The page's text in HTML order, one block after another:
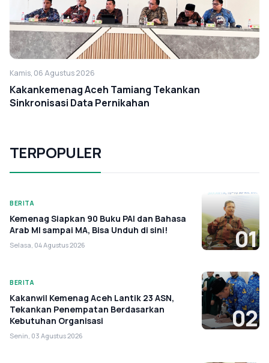
Kamis, 06 Agustus 2026
Kakankemenag Aceh Tamiang Tekankan
Sinkronisasi Data Pernikahan
TERPOPULER
BERITA
Kemenag Siapkan 90 Buku PAI dan Bahasa
Arab MI sampai MA, Bisa Unduh di sini!
Selasa, 04 Agustus 2026 01
BERITA
Kakanwil Kemenag Aceh Lantik 23 ASN,
Tekankan Penempatan Berdasarkan
Kebutuhan Organisasi
Senin, 03 Agustus 2026
02